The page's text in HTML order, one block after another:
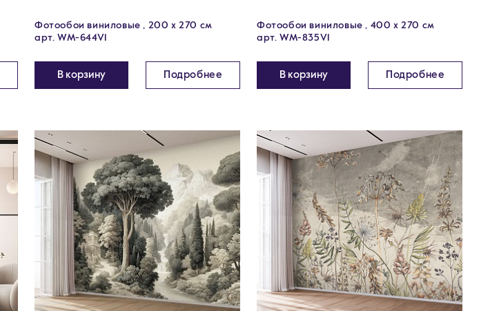
Фотообои виниловые , 200 х 270 см
арт. WM-644V1
В корзину Подробнее
Фотообои виниловые , 400 х 270 см
арт. WM-835V1
В корзину Подробнее